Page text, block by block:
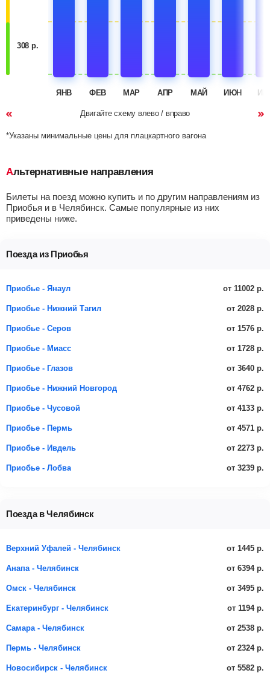
308 р.
ЯНВ ФЕВ МАР АПР МАЙ ИЮН
Двигайте схему влево / вправо
*Указаны минимальные цены для плацкартного вагона
Альтернативные направления
Билеты на поезд можно купить и по другим направлениям из
Приобья и в Челябинск. Самые популярные из них
приведены ниже.
Поезда из Приобья
Приобье - Янаул от 11002 р.
Приобье - Нижний Тагил от 2028 р.
Приобье - Серов от 1576 р.
Приобье - Миасс от 1728 р.
Приобье - Глазов от 3640 р.
Приобье - Нижний Новгород от 4762 р.
Приобье - Чусовой от 4133 р.
Приобье - Пермь от 4571 р.
Приобье - Ивдель от 2273 р.
Приобье - Лобва от 3239 р.
Поезда в Челябинск
Верхний Уфалей - Челябинск от 1445 р.
Анапа - Челябинск от 6394 р.
Омск - Челябинск от 3495 р.
Екатеринбург - Челябинск от 1194 р.
Самара - Челябинск от 2538 р.
Пермь - Челябинск от 2324 р.
Новосибирск - Челябинск от 5582 р.